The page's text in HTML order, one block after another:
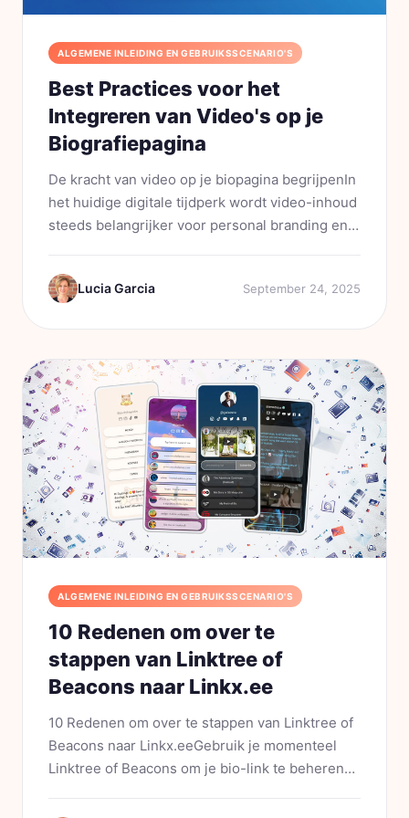
ALGEMENE INLEIDING EN GEBRUIKSSCENARIO'S
Best Practices voor het
Integreren van Video's op je
Biografiepagina
De kracht van video op je biopagina begrijpenIn
het huidige digitale tijdperk wordt video-inhoud
steeds belangrijker voor personal branding en
digitale handdruk. Deze ruimte biedt een unieke
kans om een...
Lucia Garcia September 24, 2025
ALGEMENE INLEIDING EN GEBRUIKSSCENARIO'S
10 Redenen om over te
stappen van Linktree of
Beacons naar Linkx.ee
10 Redenen om over te stappen van Linktree of
Beacons naar Linkx.eeGebruik je momenteel
Linktree of Beacons om je bio-link te beheren?
beperkingen aangelopen. Misschien mis je